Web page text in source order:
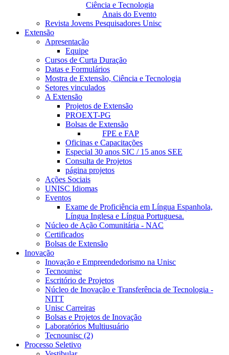
Ciência e Tecnologia
Anais do Evento
Revista Jovens Pesquisadores Unisc
Extensão
Apresentação
Equipe
Cursos de Curta Duração
Datas e Formulários
Mostra de Extensão, Ciência e Tecnologia
Setores vinculados
A Extensão
Projetos de Extensão
PROEXT-PG
Bolsas de Extensão
FPE e FAP
Oficinas e Capacitações
Especial 30 anos SIC / 15 anos SEE
Consulta de Projetos
página projetos
Ações Sociais
UNISC Idiomas
Eventos
Exame de Proficiência em Língua Espanhola,
Língua Inglesa e Língua Portuguesa.
Núcleo de Ação Comunitária - NAC
Certificados
Bolsas de Extensão
Inovação
Inovação e Empreendedorismo na Unisc
Tecnounisc
Escritório de Projetos
Núcleo de Inovação e Transferência de Tecnologia -
NITT
Unisc Carreiras
Bolsas e Projetos de Inovação
Laboratórios Multiusuário
Tecnounisc (2)
Processo Seletivo